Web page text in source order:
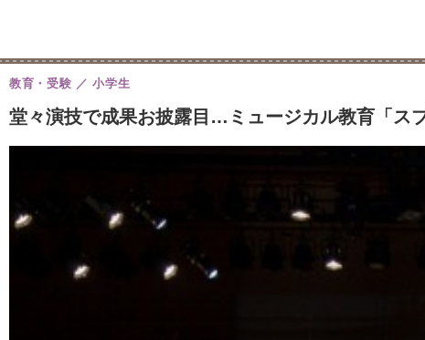
堂々演技で成果お披露目…ミュージカル教育「ス
教育・受験 小学生